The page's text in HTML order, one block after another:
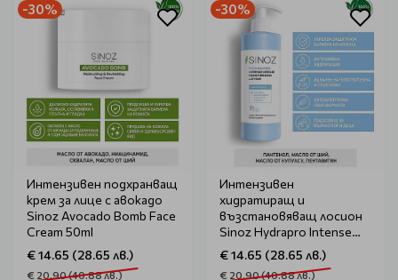
-30%
Интензивен подхранващ
крем за лице с авокадо
Sinoz Avocado Bomb Face
Cream 50ml
€ 14.65 (28.65 лв.)
€ 20.90 (40.88 лв.)
-30%
Интензивен
хидратиращ и
възстановяващ лосион
Sinoz Hydrapro Intense
Repair Moisturizing Lotion
400ml
€ 14.65 (28.65 лв.)
€ 20.90 (40.88 лв.)